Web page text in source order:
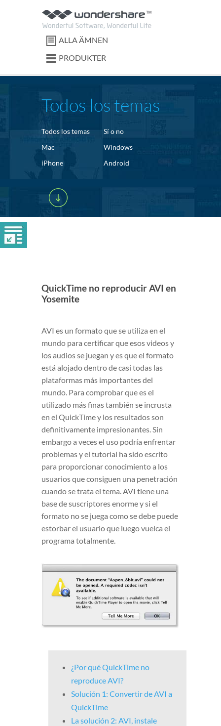
ALLA ÄMNEN
PRODUKTER
Todos los temas
Todos los temas
Sí o no
Mac
Windows
iPhone
Android
QuickTime no reproducir AVI en
Yosemite
AVI es un formato que se utiliza en el
mundo para certificar que esos videos y
los audios se juegan y es que el formato
está alojado dentro de casi todas las
plataformas más importantes del
mundo. Para comprobar que es el
utilizado más finas también se incrusta
en el QuickTime y los resultados son
definitivamente impresionantes. Sin
embargo a veces el uso podría enfrentar
problemas y el tutorial ha sido escrito
para proporcionar conocimiento a los
usuarios que consiguen una penetración
cuando se trata el tema. AVI tiene una
base de suscriptores enorme y si el
formato no se juega como se debe puede
estorbar el usuario que luego vuelca el
programa totalmente.
¿Por qué QuickTime no
reproduce AVI?
Solución 1: Convertir de AVI a
QuickTime
La solución 2: AVI, instale